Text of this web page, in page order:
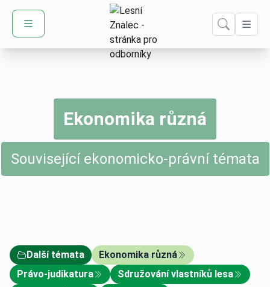
Domů – Lesní Znalec
Ekonomika různá
Související ekonomicko-právní témata
Další témata
Ekonomika různá
Právo-judikatura
Sdružování vlastníků lesa